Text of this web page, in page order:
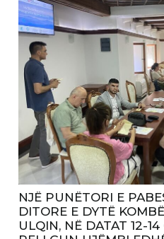
NJË PUNËTORI E
DITORE E DYTË
ULQIN, NË DATAT 12-